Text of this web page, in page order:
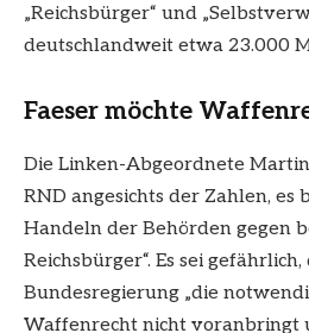
„Reichsbürger“ und
deutschlandweit etwa 23.000
Faeser möchte
Die Linken-Abgeordnete
RND angesichts der Zahlen, es
Handeln der Behörden gegen
Reichsbürger“. Es sei gefährlich,
Bundesregierung „die
Waffenrecht nicht voranbringt